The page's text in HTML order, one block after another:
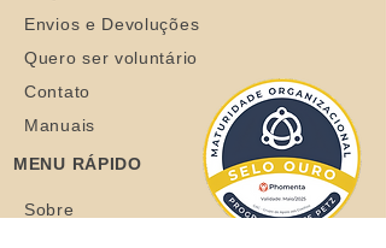
Envios e Devoluções
Quero ser voluntário
Contato
Manuais
MENU RÁPIDO
Sobre